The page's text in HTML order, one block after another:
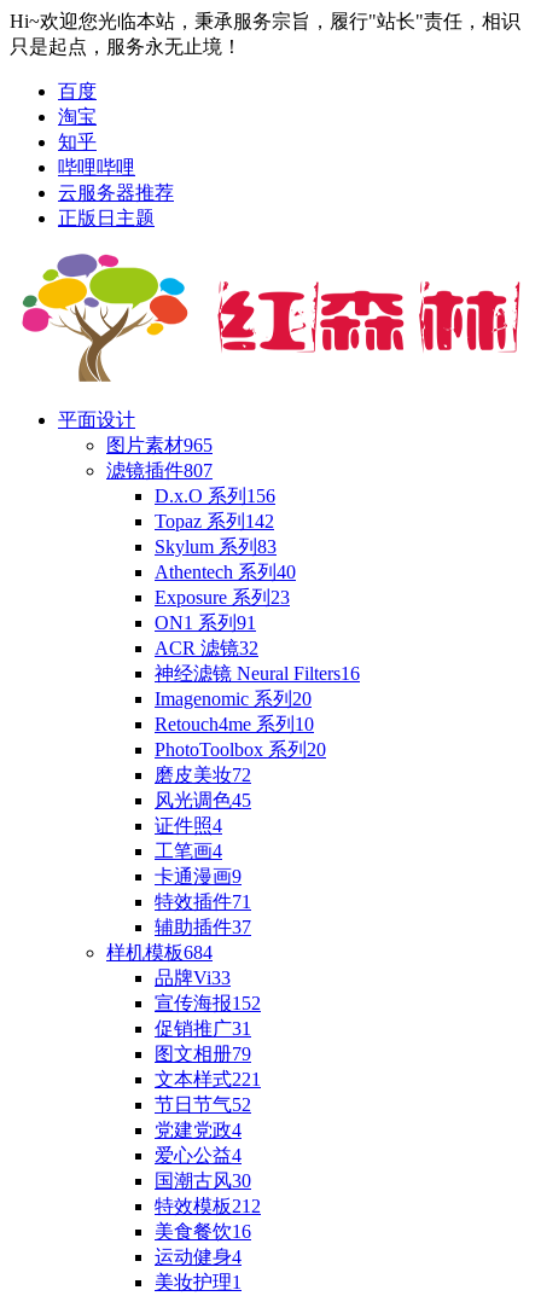
Hi~欢迎您光临本站，秉承服务宗旨，履行"站长"责任，相识
只是起点，服务永无止境！
百度
淘宝
知乎
哔哩哔哩
云服务器推荐
正版日主题
平面设计
图片素材965
滤镜插件807
D.x.O 系列 156
Topaz 系列 142
Skylum 系列 83
Athentech 系列 40
Exposure 系列 23
ON1 系列 91
ACR 滤镜32
神经滤镜 Neural Filters16
Imagenomic 系列 20
Retouch4me 系列 10
PhotoToolbox 系列 20
磨皮美妆72
风光调色45
证件照4
工笔画4
卡通漫画9
特效插件71
辅助插件37
样机模板684
品牌Vi33
宣传海报152
促销推广31
图文相册79
文本样式221
节日节气52
党建党政4
爱心公益4
国潮古风30
特效模板212
美食餐饮16
运动健身4
美妆护理1